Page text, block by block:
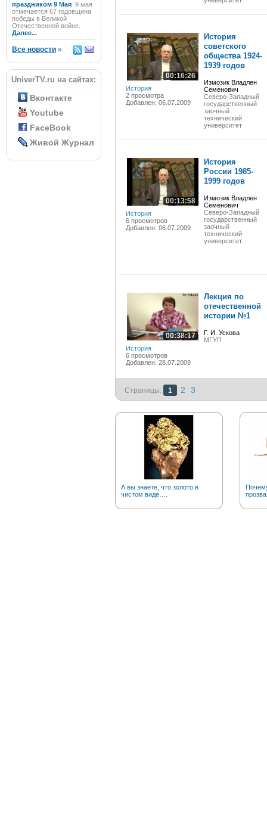
праздником 9 Мая 9 мая
отмечается 67 годовщина
победы в Великой
Отечественной войне.
Далее...
Все новости »
UniverTV.ru на сайтах:
Вконтакте
Youtube
FaceBook
Живой Журнал
00:16:26
История
2 просмотра
Добавлен: 06.07.2009
История
советского
общества 1924-
1939 годов
Измозик Владлен
Семенович
Северо-Западный
государственный
заочный
технический
университет
00:13:58
История
6 просмотров
Добавлен: 06.07.2009
История
России 1985-
1999 годов
Измозик Владлен
Семенович
Северо-Западный
государственный
заочный
технический
университет
00:38:17
История
6 просмотров
Добавлен: 28.07.2009
Лекция по
отечественной
истории №1
Г. И. Ускова
МГУП
Страницы: 1 2 3
А вы знаете, что золото в
чистом виде….